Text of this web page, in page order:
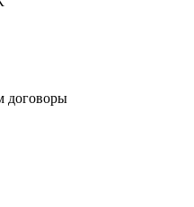
договоры